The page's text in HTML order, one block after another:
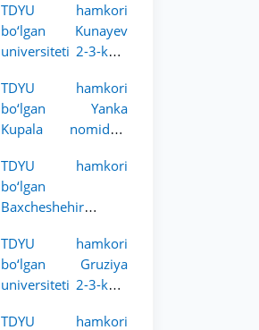
3-kurs talabalari
uchun akademik
mobillik dasturini
TDYU hamkori
bo‘lgan Kunayev
universiteti 2-3-kurs
akademik mobillik
dasturini e’lon qiladi
TDYU hamkori
bo‘lgan Yanka
Kupala nomidagi
universiteti 2-3-
bosqich talabalari
uchun akademik
e’lon qildi
TDYU hamkori
bo‘lgan
Baxcheshehir
bosqich talabalari
uchun akademik
mobillik dasturini
TDYU hamkori
bo‘lgan Gruziya
universiteti 2-3-kurs
akademik mobillik
TDYU hamkori